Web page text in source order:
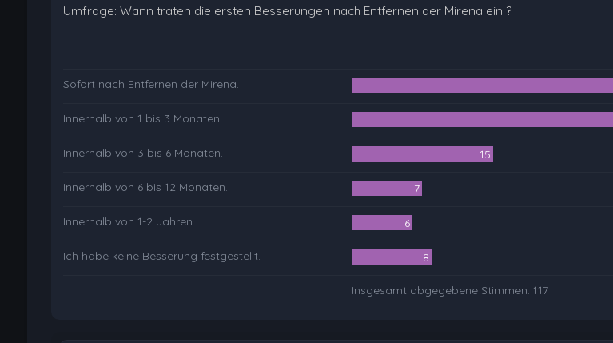
Umfrage: Wann traten die ersten Besserungen nach Entfernen der Mirena ein ?
Sofort nach Entfernen der Mirena.
Innerhalb von 1 bis 3 Monaten.
Innerhalb von 3 bis 6 Monaten. 15
Innerhalb von 6 bis 12 Monaten. 7
Innerhalb von 1-2 Jahren. 6
Ich habe keine Besserung festgestellt. 8
Insgesamt abgegebene Stimmen: 117